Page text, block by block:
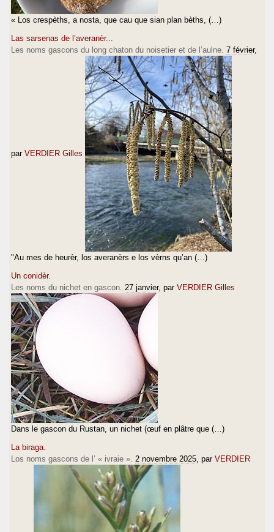
« Los crespèths, a nosta, que cau que sian plan bèths, (…)
Las sarsenas de l’averanèr...
Les noms gascons du long chaton du noisetier et de l’aulne. 7 février,
par VERDIER Gilles
"Au mes de heurèr, los averanèrs e los vèrns qu’an (…)
Un conidèr.
Les noms du nichet en gascon. 27 janvier, par VERDIER Gilles
Dans le gascon du Rustan, un nichet (œuf en plâtre que (…)
La biraga.
Los noms gascons de l’ « ivraie ». 2 novembre 2025 , par VERDIER